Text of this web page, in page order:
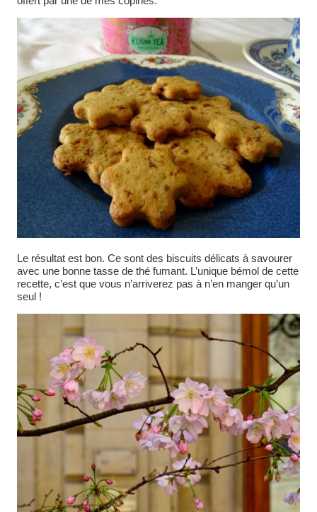
Le résultat est bon. Ce sont des biscuits délicats à savourer
avec une bonne tasse de thé fumant. L’unique bémol de cette
recette, c’est que vous n’arriverez pas à n’en manger qu’un
seul !